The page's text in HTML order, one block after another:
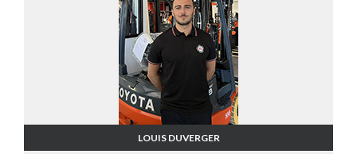
LOUIS DUVERGER